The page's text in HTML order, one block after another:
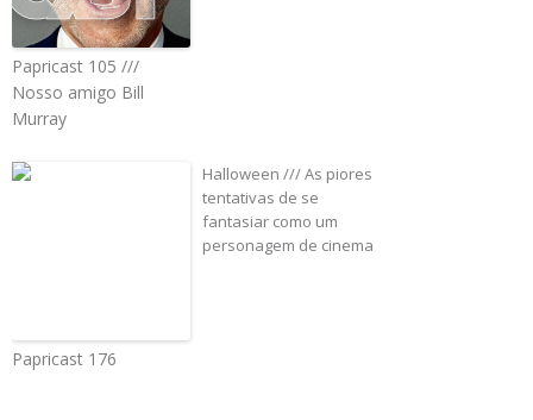
Papricast 105 ///
Nosso amigo Bill
Murray
Papricast 176
Halloween /// As piores
tentativas de se
fantasiar como um
personagem de cinema